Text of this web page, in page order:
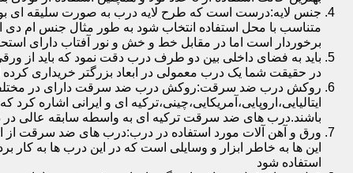
جنس لایه:درست است که طرح لایه درب به صورت سلیقه ای
متناسب با محل استفاده انتخاب شود به طور مثال جنس ام
برخوردار است اما در مقابل خط و خش و نور آفتاب دارای
باید به فضای داخلی بین دو طرف درب دقت نمود که باید از
در حقیقت شما یک درب معمولی در ابعاد بزرگتر خریداری
روکش درب ضد سرقت:روکش درب ضد سرقت دارای در مختلفی
ایتالیایی،اروپایی،آمریکایی،چینی،ترکیه ای و ایرانی اشاره
باشند.درب های ضد سرقت ترکیه ای به واسطه سابقه عالی
ورق و آهن آلات مورد استفاده در درب:درب های ضد سرقت از
این ها به خاطر ابزار و وسایلی است که در این درب ها به
استفاده شود